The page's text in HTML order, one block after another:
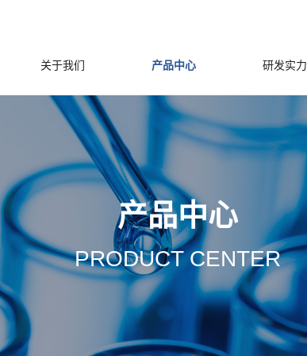
关于我们 产品中心 研发实力
产品中心
PRODUCT CENTER